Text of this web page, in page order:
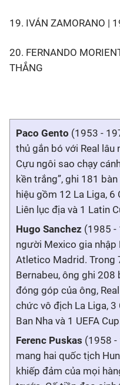
19. IVÁN ZAMORANO |
20. FERNANDO
THẮNG
Paco Gento (1953 -
thủ gắn bó với Real lâu
Cựu ngôi sao chạy
kền trắng”, ghi 181
hiệu gồm 12 La Liga, 6
Liên lục địa và 1 Latin
Hugo Sanchez (1985 -
người Mexico gia
Atletico Madrid. Trong
Bernabeu, ông ghi 208
đóng góp của ông,
chức vô địch La Liga, 3
Ban Nha và 1 UEFA
Ferenc Puskas (1958 -
mang hai quốc tịch
khiếp đảm của mọi